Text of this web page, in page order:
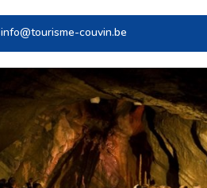
info@tourisme-couvin.be